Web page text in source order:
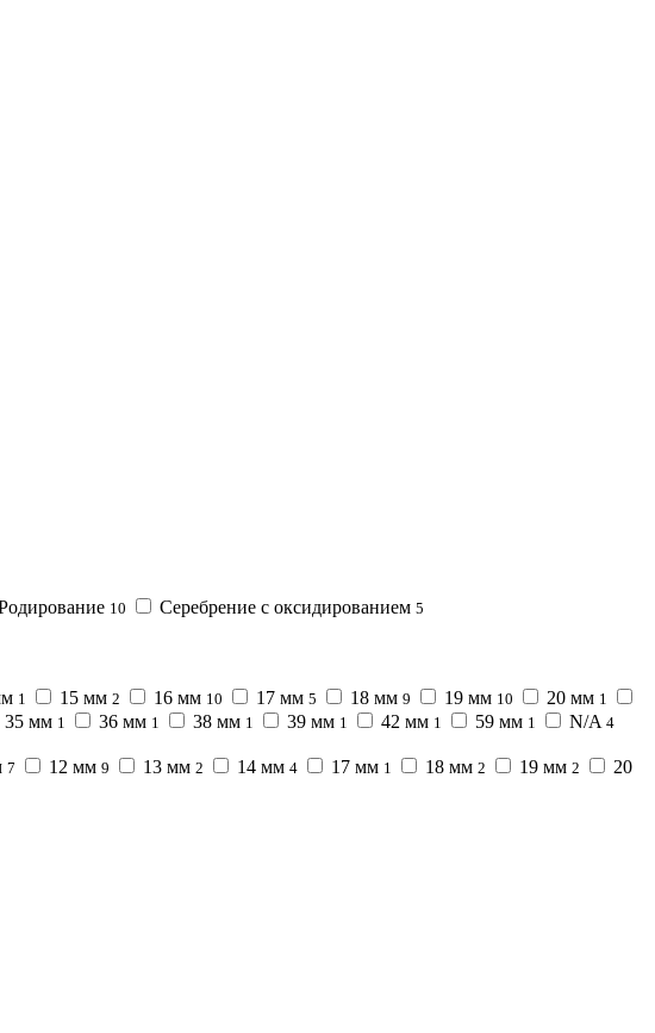
10 Серебрение с оксидированием 5
1 15 мм 2 16 мм 10 17 мм 5 18 мм 9 19 мм 10 20 мм 1
35 мм 1 36 мм 1 38 мм 1 39 мм 1 42 мм 1 59 мм 1 N/A 4
7 12 мм 9 13 мм 2 14 мм 4 17 мм 1 18 мм 2 19 мм 2
20